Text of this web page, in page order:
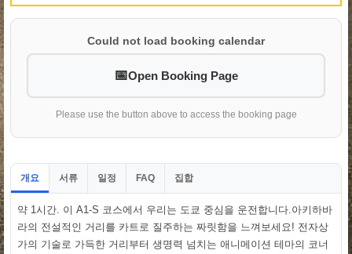
Could not load booking calendar
Open Booking Page
Please use the button above to access the booking page
개요 서류 일정 FAQ 집합
약 1시간. 이 A1-S 코스에서 우리는 도쿄 중심을 운전합니다.아키하바
라의 전설적인 거리를 카트로 질주하는 짜릿함을 느껴보세요! 전자상
가의 기술로 가득한 거리부터 생명력 넘치는 애니메이션 테마의 코너